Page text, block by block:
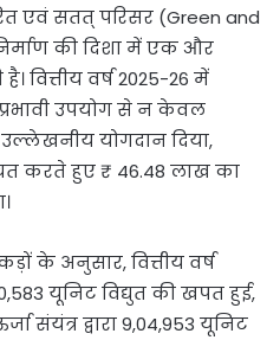
एवं सतत् परिसर (Green and
की दिशा में एक और
वित्तीय वर्ष 2025-26 में
प्रभावी उपयोग से न केवल
योगदान दिया,
करते हुए ₹ 46.48 लाख का
के अनुसार, वित्तीय वर्ष
यूनिट विद्युत की खपत हुई,
संयंत्र द्वारा 9,04,953 यूनिट